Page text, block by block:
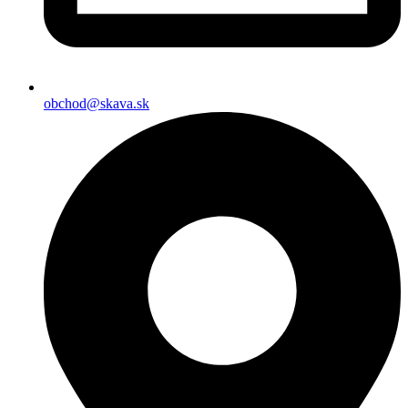
obchod@skava.sk